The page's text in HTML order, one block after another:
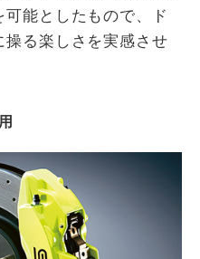
能としたもので、ド
操る楽しさを実感させ